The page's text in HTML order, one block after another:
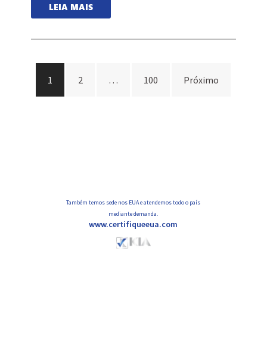
LEIA MAIS
Navegação
por
1 2 … 100 Próximo
Também temos sede nos EUA e atendemos todo o país
mediante demanda.
www.certifiqueeua.com